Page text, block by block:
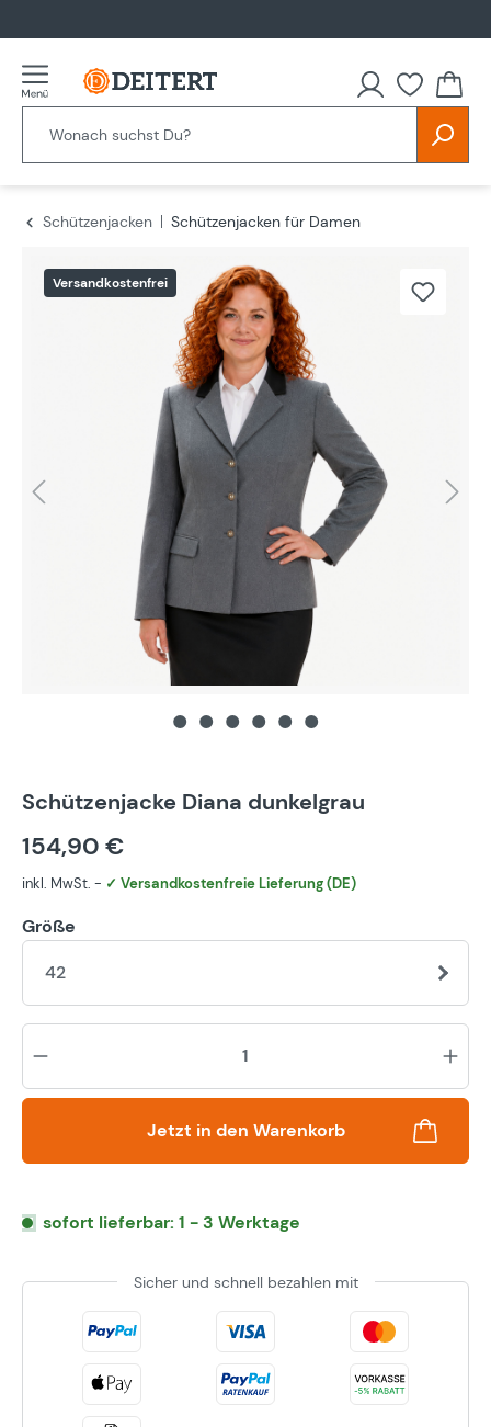
Schützenjacken
Schützenjacken für Damen
Versandkostenfrei
Schützenjacke Diana dunkelgrau
154,90 €
inkl. MwSt. - ✓ Versandkostenfreie Lieferung (DE)
Größe
42
Jetzt in den Warenkorb
sofort lieferbar: 1 - 3 Werktage
Sicher und schnell bezahlen mit